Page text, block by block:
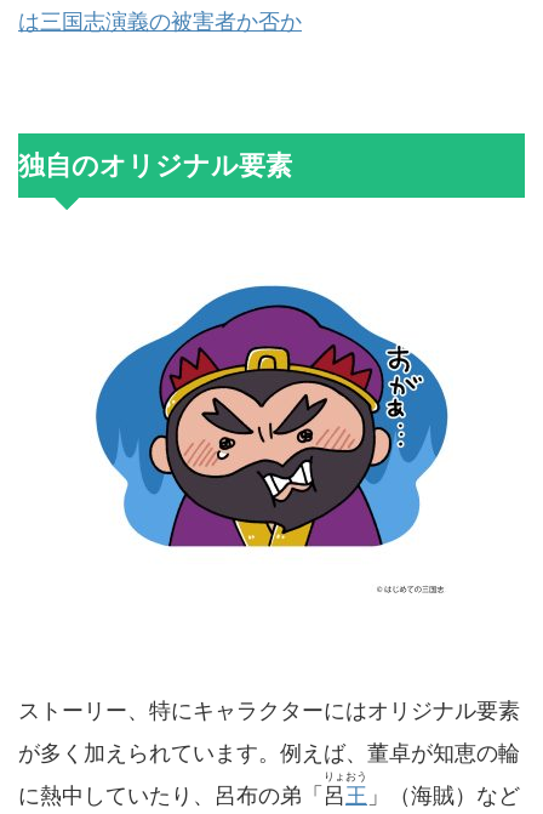
は三国志演義の被害者か否か
独自のオリジナル要素
ストーリー、特にキャラクターにはオリジナル要素
が多く加えられています。例えば、董卓が知恵の輪
に熱中していたり、呂布の弟「呂王
りょおう
」（海賊）など